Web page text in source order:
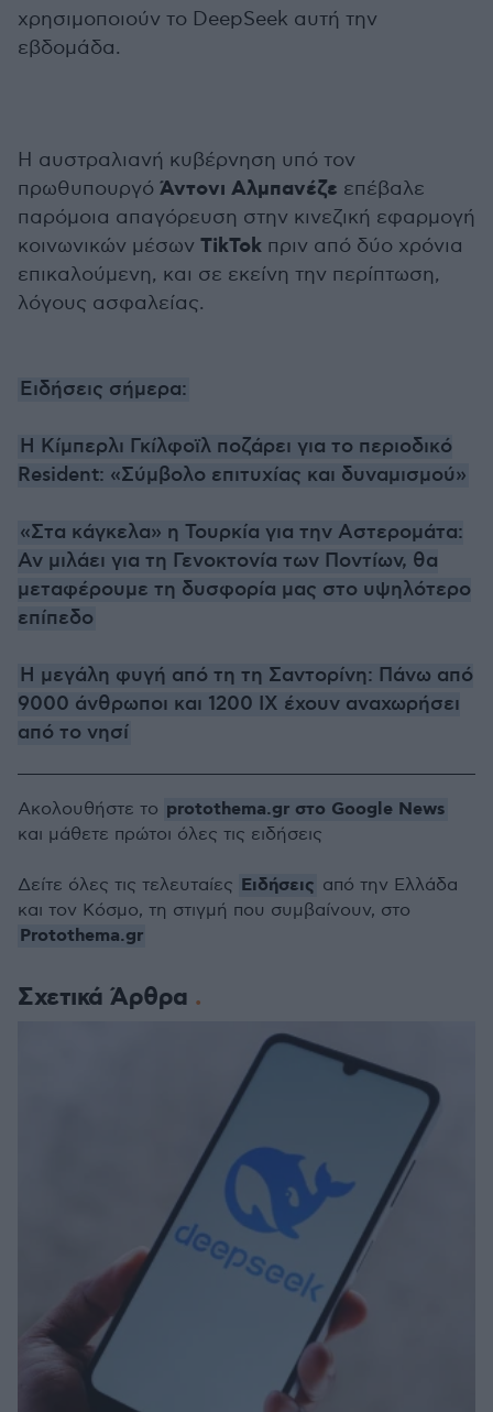
χρησιμοποιούν το DeepSeek αυτή την
εβδομάδα.
Η αυστραλιανή κυβέρνηση υπό τον
πρωθυπουργό Άντονι Αλμπανέζε επέβαλε
παρόμοια απαγόρευση στην κινεζική εφαρμογή
κοινωνικών μέσων TikTok πριν από δύο χρόνια
επικαλούμενη, και σε εκείνη την περίπτωση,
λόγους ασφαλείας.
Ειδήσεις σήμερα:
Η Κίμπερλι Γκίλφοϊλ ποζάρει για το περιοδικό
Resident: «Σύμβολο επιτυχίας και δυναμισμού»
«Στα κάγκελα» η Τουρκία για την Αστερομάτα:
Αν μιλάει για τη Γενοκτονία των Ποντίων, θα
μεταφέρουμε τη δυσφορία μας στο υψηλότερο
επίπεδο
Η μεγάλη φυγή από τη τη Σαντορίνη: Πάνω από
9000 άνθρωποι και 1200 ΙΧ έχουν αναχωρήσει
από το νησί
Σχετικά Άρθρα
Ακολουθήστε το protothema.gr στο Google News
και μάθετε πρώτοι όλες τις ειδήσεις
Δείτε όλες τις τελευταίες Ειδήσεις από την Ελλάδα
και τον Κόσμο, τη στιγμή που συμβαίνουν, στο
Protothema.gr